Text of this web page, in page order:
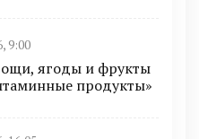
9:00
ягоды и фрукты
продукты»